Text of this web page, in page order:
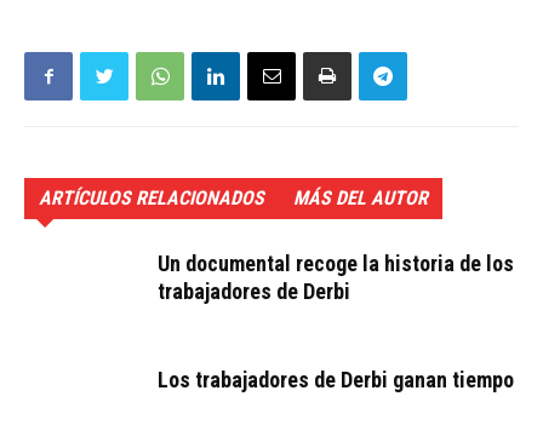
ARTÍCULOS RELACIONADOS MÁS DEL AUTOR
Un documental recoge la historia de los
trabajadores de Derbi
Los trabajadores de Derbi ganan tiempo